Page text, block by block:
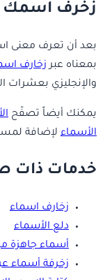
زخرف اسمك
بعد أن تعرف معنى
بمعناه عبرزخارف
والإنجليزي بعشرات
يمكنك أيضاً تصفّح
الأسماء لإضافة
خدمات ذات
زخارف اسماء
دلع الأسماء
أسماء جاهزة
زخرفة أسماء